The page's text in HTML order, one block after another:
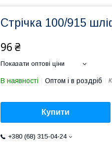
Стрічка 100/915
96 ₴
Показати оптові ціни
В наявності Оптом і в роздріб
Купити
+380 (68) 315-04-24